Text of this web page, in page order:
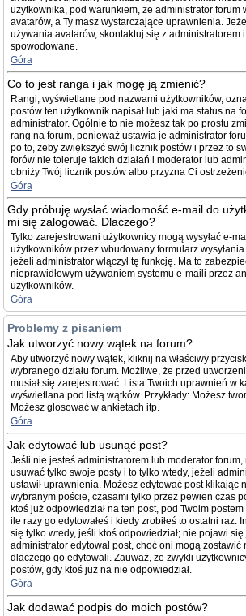
użytkownika, pod warunkiem, że administrator forum
avatarów, a Ty masz wystarczające uprawnienia.
używania avatarów, skontaktuj się z administratorem
spowodowane.
Góra
Co to jest ranga i jak mogę ją zmienić?
Rangi, wyświetlane pod nazwami użytkowników,
postów ten użytkownik napisał lub jaki ma status na
administrator. Ogólnie to nie możesz tak po prostu
rang na forum, ponieważ ustawia je administrator
po to, żeby zwiększyć swój licznik postów i przez to
forów nie toleruje takich działań i moderator lub
obniży Twój licznik postów albo przyzna Ci
Góra
Gdy próbuję wysłać wiadomość e-mail do
mi się zalogować. Dlaczego?
Tylko zarejestrowani użytkownicy mogą wysyłać e-
użytkowników przez wbudowany formularz
jeżeli administrator włączył tę funkcję. Ma to
nieprawidłowym używaniem systemu e-maili przez
użytkowników.
Góra
Problemy z pisaniem
Jak utworzyć nowy wątek na forum?
Aby utworzyć nowy wątek, kliknij na właściwy
wybranego działu forum. Możliwe, że przed
musiał się zarejestrować. Lista Twoich uprawnień w
wyświetlana pod listą wątków. Przykłady: Możesz
Możesz głosować w ankietach itp.
Góra
Jak edytować lub usunąć post?
Jeśli nie jesteś administratorem lub moderator forum,
usuwać tylko swoje posty i to tylko wtedy, jeżeli
ustawił uprawnienia. Możesz edytować post klikając
wybranym poście, czasami tylko przez pewien czas
ktoś już odpowiedział na ten post, pod Twoim
ile razy go edytowałeś i kiedy zrobiłeś to ostatni raz.
się tylko wtedy, jeśli ktoś odpowiedział; nie pojawi
administrator edytował post, choć oni mogą zostawić
dlaczego go edytowali. Zauważ, że zwykli
postów, gdy ktoś już na nie odpowiedział.
Góra
Jak dodawać podpis do moich postów?